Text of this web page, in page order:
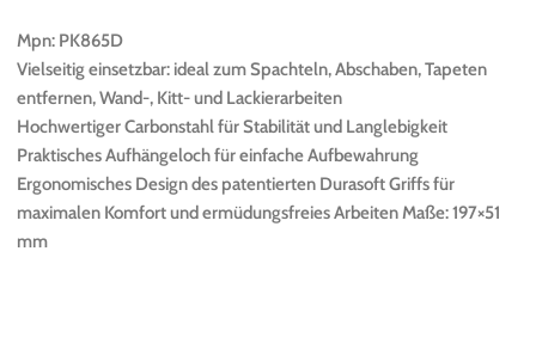
Mpn: PK865D
Vielseitig einsetzbar: ideal zum Spachteln, Abschaben, Tapeten
entfernen, Wand-, Kitt- und Lackierarbeiten
Hochwertiger Carbonstahl für Stabilität und Langlebigkeit
Praktisches Aufhängeloch für einfache Aufbewahrung
Ergonomisches Design des patentierten Durasoft Griffs für
maximalen Komfort und ermüdungsfreies Arbeiten Maße: 197×51
mm